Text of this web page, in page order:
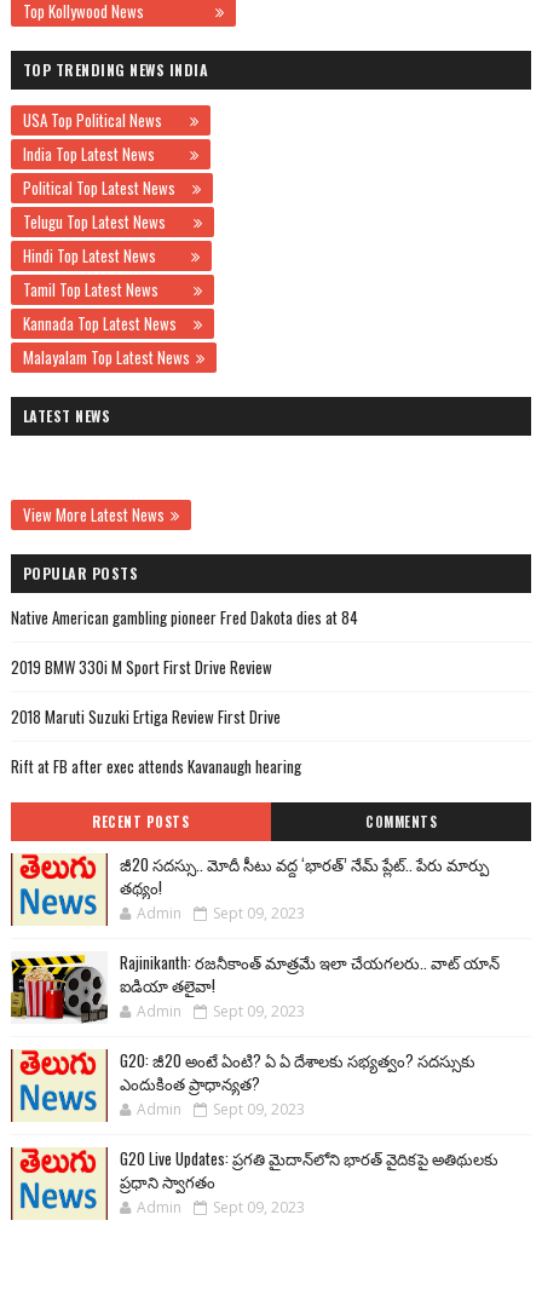
Top Kollywood News
TOP TRENDING NEWS INDIA
USA Top Political News
India Top Latest News
Political Top Latest News
Telugu Top Latest News
Hindi Top Latest News
Tamil Top Latest News
Kannada Top Latest News
Malayalam Top Latest News
LATEST NEWS
View More Latest News
POPULAR POSTS
Native American gambling pioneer Fred Dakota dies at 84
2019 BMW 330i M Sport First Drive Review
2018 Maruti Suzuki Ertiga Review First Drive
Rift at FB after exec attends Kavanaugh hearing
RECENT POSTS COMMENTS
జీ20 సదస్సు.. మోదీ సీటు వద్ద ‘భారత్’ నేమ్ ప్లేట్‌.. పేరు మార్పు
తథ్యం!
Admin Sept 09, 2023
Rajinikanth: రజనీకాంత్ మాత్రమే ఇలా చేయగలరు.. వాట్ యాన్
ఐడియా తలైవా!
Admin Sept 09, 2023
G20: జీ20 అంటే ఏంటి? ఏ ఏ దేశాలకు సభ్యత్వం? సదస్సుకు
ఎందుకింత ప్రాధాన్యత?
Admin Sept 09, 2023
G20 Live Updates: ప్రగతి మైదాన్‌లోని భారత్ వైదికపై అతిథులకు
ప్రధాని స్వాగతం
Admin Sept 09, 2023